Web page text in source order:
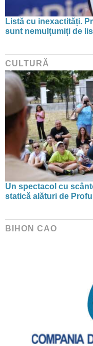
Listă cu inexactități.
sunt nemulțumiți de
CULTURĂ
Un spectacol cu
statică alături de
BIHON CAO